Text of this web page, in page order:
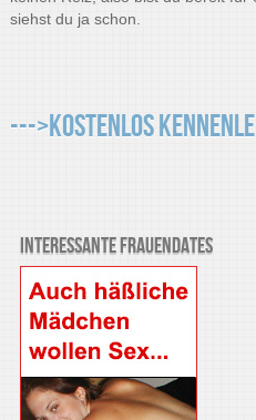
siehst du ja schon.
--->Kostenlos
Interessante Frauendates